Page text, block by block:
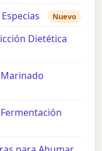
Nuevo
Dietética